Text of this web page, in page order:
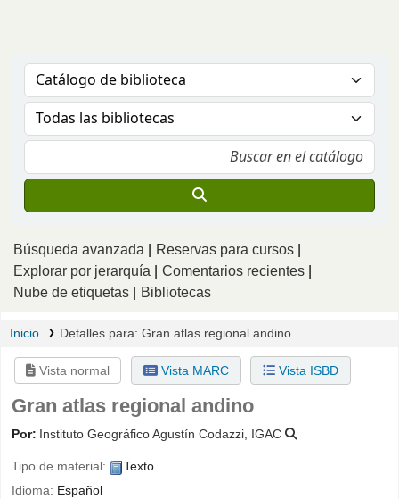
Búsqueda avanzada
Reservas para cursos
Explorar por jerarquía
Comentarios recientes
Nube de etiquetas
Bibliotecas
Inicio Detalles para: Gran atlas regional andino
Vista normal Vista MARC Vista ISBD
Gran atlas regional andino
Por: Instituto Geográfico Agustín Codazzi, IGAC
Tipo de material:
Texto
Idioma: Español